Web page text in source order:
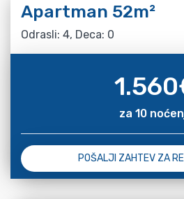
Apartman 52m²
Odrasli: 4, Deca: 0
1.560
za 10
POŠALJI ZAHTEV ZA